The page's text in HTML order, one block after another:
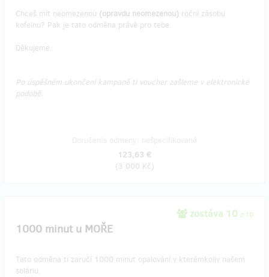
Chceš mít neomezenou (opravdu neomezenou) roční zásobu
kofeinu? Pak je tato odměna právě pro tebe.
Děkujeme.
Po úspěšném ukončení kampaně ti voucher zašleme v elektronické
podobě.
123,63 €
(3 000 Kč)
zostáva 10 z 10
1000 minut u MOŘE
Tato odměna ti zaručí 1000 minut opalování v kterémkoliv našem
soláriu.